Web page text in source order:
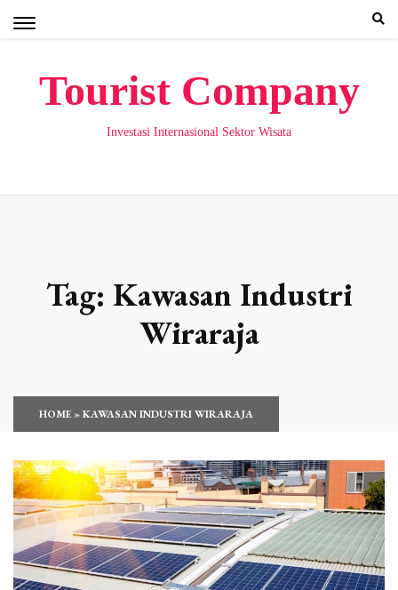
Tourist Company
Investasi Internasional Sektor Wisata
Tag: Kawasan Industri
Wiraraja
HOME»KAWASAN INDUSTRI WIRARAJA